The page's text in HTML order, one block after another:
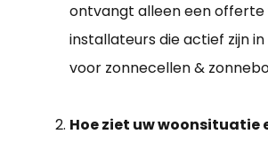
ontvangt alleen een offerte
installateurs die actief zijn
voor zonnecellen &
Hoe ziet uw woonsituatie